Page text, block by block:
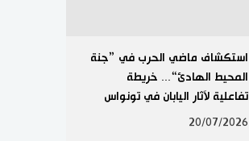
استكشاف ماضي الحرب في ”جنة
المحيط الهادئ“... خريطة
تفاعلية لآثار اليابان في تونواس
20/07/2026